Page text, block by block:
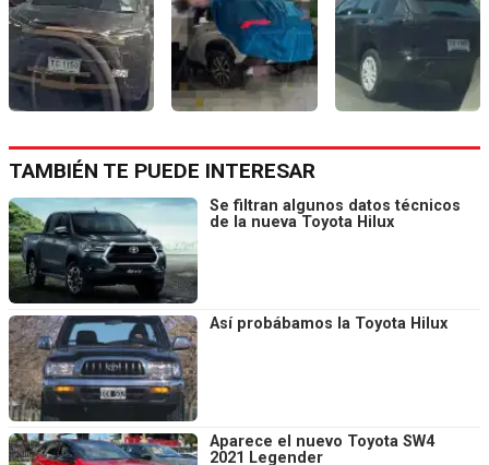
TAMBIÉN TE PUEDE INTERESAR
Se filtran algunos datos técnicos
de la nueva Toyota Hilux
Así probábamos la Toyota Hilux
Aparece el nuevo Toyota SW4
2021 Legender